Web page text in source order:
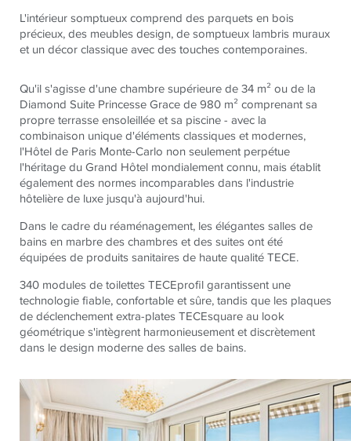
L'intérieur somptueux comprend des parquets en bois
précieux, des meubles design, de somptueux lambris muraux
et un décor classique avec des touches contemporaines.
Qu'il s'agisse d'une chambre supérieure de 34 m² ou de la
Diamond Suite Princesse Grace de 980 m² comprenant sa
propre terrasse ensoleillée et sa piscine - avec la
combinaison unique d'éléments classiques et modernes,
l'Hôtel de Paris Monte-Carlo non seulement perpétue
l'héritage du Grand Hôtel mondialement connu, mais établit
également des normes incomparables dans l'industrie
hôtelière de luxe jusqu'à aujourd'hui.
Dans le cadre du réaménagement, les élégantes salles de
bains en marbre des chambres et des suites ont été
équipées de produits sanitaires de haute qualitéTECE.
340 modules de toilettesTECEprofil garantissent une
technologie fiable, confortable et sûre, tandis que les plaques
de déclenchement extra-platesTECEsquare au look
géométrique s'intègrent harmonieusement et discrètement
dans le design moderne des salles de bains.